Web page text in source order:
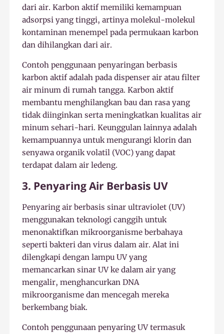
dari air. Karbon aktif memiliki kemampuan
adsorpsi yang tinggi, artinya molekul-molekul
kontaminan menempel pada permukaan karbon
dan dihilangkan dari air.
Contoh penggunaan penyaringan berbasis
karbon aktif adalah pada dispenser air atau filter
air minum di rumah tangga. Karbon aktif
membantu menghilangkan bau dan rasa yang
tidak diinginkan serta meningkatkan kualitas air
minum sehari-hari. Keunggulan lainnya adalah
kemampuannya untuk mengurangi klorin dan
senyawa organik volatil (VOC) yang dapat
terdapat dalam air ledeng.
3. Penyaring Air Berbasis UV
Penyaring air berbasis sinar ultraviolet (UV)
menggunakan teknologi canggih untuk
menonaktifkan mikroorganisme berbahaya
seperti bakteri dan virus dalam air. Alat ini
dilengkapi dengan lampu UV yang
memancarkan sinar UV ke dalam air yang
mengalir, menghancurkan DNA
mikroorganisme dan mencegah mereka
berkembang biak.
Contoh penggunaan penyaring UV termasuk